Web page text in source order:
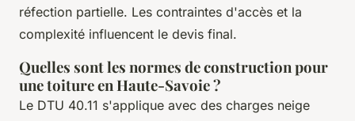
réfection partielle. Les contraintes d'accès et la
complexité influencent le devis final.
Quelles sont les normes de construction pour
une toiture en Haute-Savoie ?
Le DTU 40.11 s'applique avec des charges neige